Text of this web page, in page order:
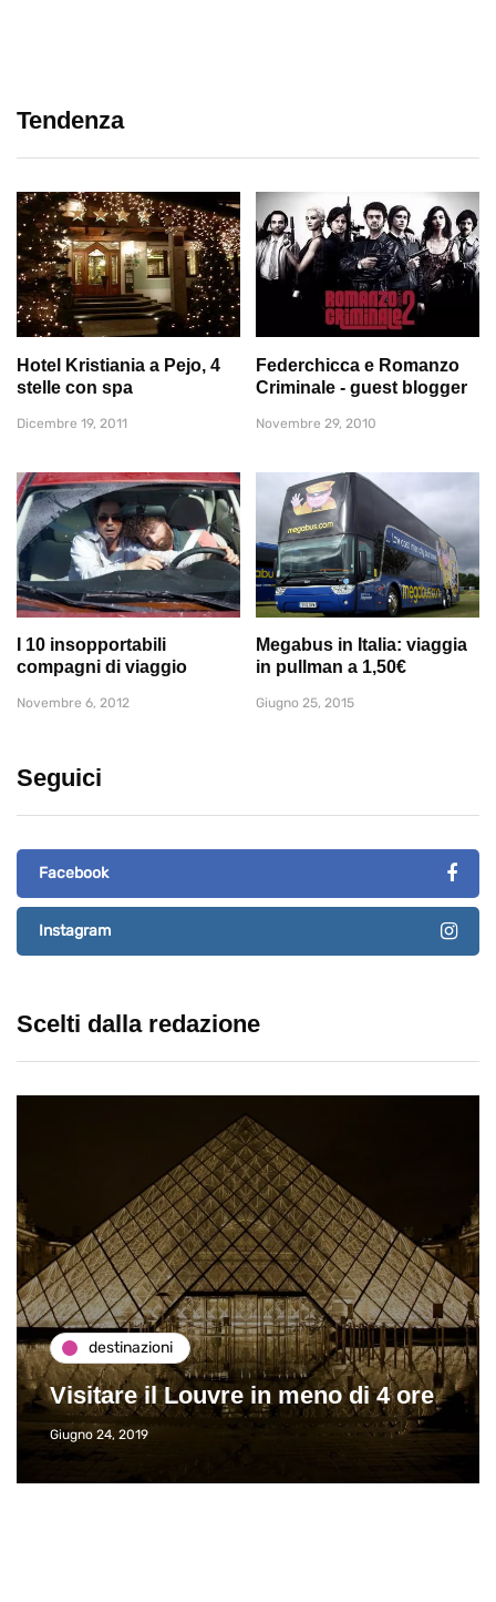
Tendenza
Hotel Kristiania a Pejo, 4
stelle con spa
Dicembre 19, 2011
Federchicca e Romanzo
Criminale - guest blogger
Novembre 29, 2010
I 10 insopportabili
compagni di viaggio
Novembre 6, 2012
Megabus in Italia: viaggia
in pullman a 1,50€
Giugno 25, 2015
Seguici
Facebook
Instagram
Scelti dalla redazione
destinazioni
Visitare il Louvre in meno di 4 ore
Giugno 24, 2019